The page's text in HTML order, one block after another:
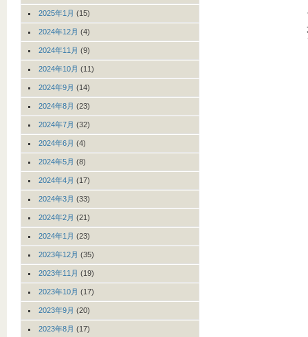
2025年1月 (15)
2024年12月 (4)
2024年11月 (9)
2024年10月 (11)
2024年9月 (14)
2024年8月 (23)
2024年7月 (32)
2024年6月 (4)
2024年5月 (8)
2024年4月 (17)
2024年3月 (33)
2024年2月 (21)
2024年1月 (23)
2023年12月 (35)
2023年11月 (19)
2023年10月 (17)
2023年9月 (20)
2023年8月 (17)